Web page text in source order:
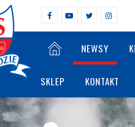
NEWSY
SKLEP KONTAKT